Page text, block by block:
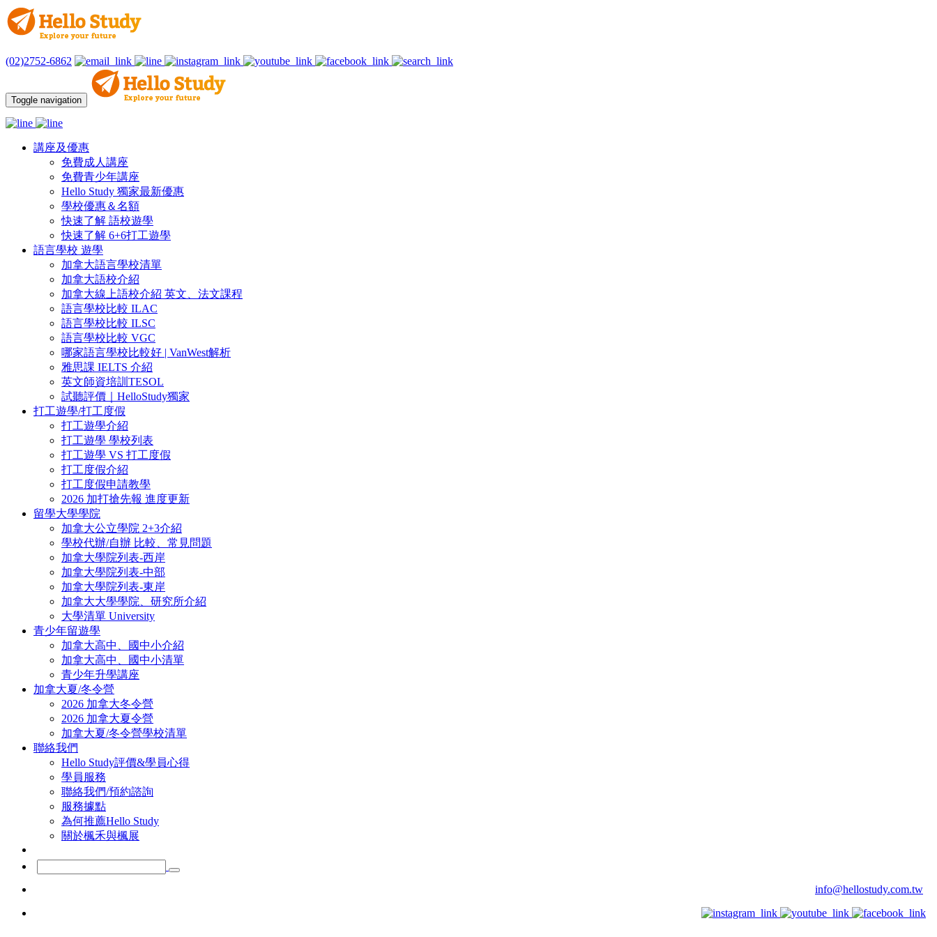
(02)2752-6862
Toggle navigation
講座及優惠
免費成人講座
免費青少年講座
Hello Study 獨家最新優惠
學校優惠＆名額
快速了解 語校遊學
快速了解 6+6打工遊學
語言學校 遊學
加拿大語言學校清單
加拿大語校介紹
加拿大線上語校介紹 英文、法文課程
語言學校比較 ILAC
語言學校比較 ILSC
語言學校比較 VGC
哪家語言學校比較好 | VanWest解析
雅思課 IELTS 介紹
英文師資培訓TESOL
試聽評價｜HelloStudy獨家
打工遊學/打工度假
打工遊學介紹
打工遊學 學校列表
打工遊學 VS 打工度假
打工度假介紹
打工度假申請教學
2026 加打搶先報 進度更新
留學大學學院
加拿大公立學院 2+3介紹
學校代辦/自辦 比較、常見問題
加拿大學院列表-西岸
加拿大學院列表-中部
加拿大學院列表-東岸
加拿大大學學院、研究所介紹
大學清單 University
青少年留遊學
加拿大高中、國中小介紹
加拿大高中、國中小清單
青少年升學講座
加拿大夏/冬令營
2026 加拿大冬令營
2026 加拿大夏令營
加拿大夏/冬令營學校清單
聯絡我們
Hello Study評價&學員心得
學員服務
聯絡我們/預約諮詢
服務據點
為何推薦Hello Study
關於楓禾與楓展
info@hellostudy.com.tw